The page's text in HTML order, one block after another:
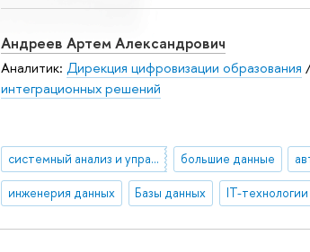
Андреев Артем Александрович
Аналитик: Дирекция цифровизации образования
интеграционных решений
системный анализ и управление большие данные
инженерия данных Базы данных IT-технологии